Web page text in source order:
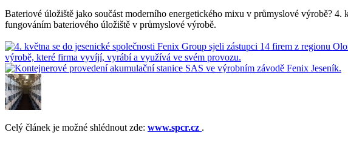
Bateriové úložiště jako součást moderního energetického mixu v průmyslové výrobě?
fungováním bateriového úložiště v průmyslové výrobě.
Celý článek je možné shlédnout zde: www.spcr.cz .